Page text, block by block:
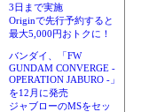
3日まで実施
Originで先行予約すると
最大5,000円おトクに！
バンダイ、「FW
GUNDAM CONVERGE -
OPERATION JABURO -」
を12月に発売
ジャブローのMSをセッ